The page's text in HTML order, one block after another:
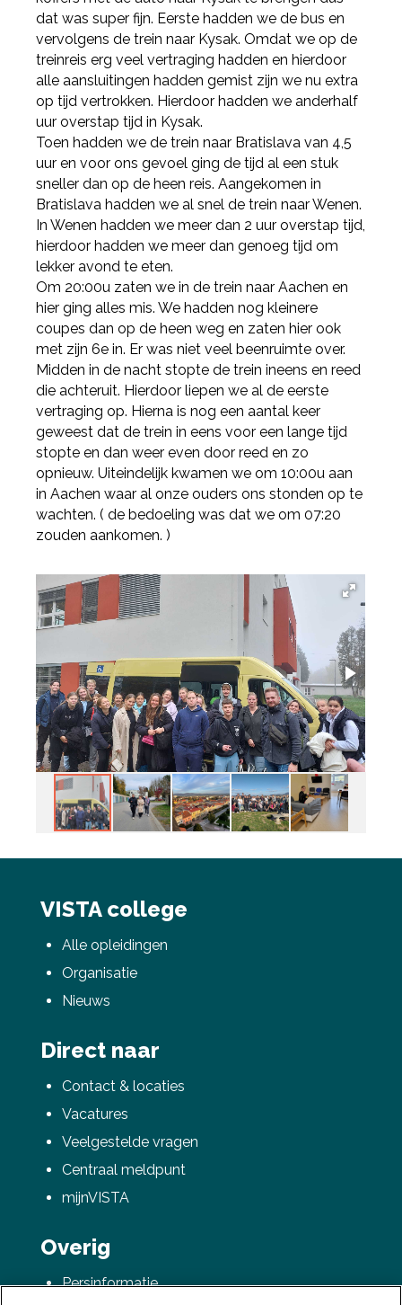
dat was super fijn. Eerste hadden we de bus en
vervolgens de trein naar Kysak. Omdat we op de
treinreis erg veel vertraging hadden en hierdoor
alle aansluitingen hadden gemist zijn we nu extra
op tijd vertrokken. Hierdoor hadden we anderhalf
uur overstap tijd in Kysak.
Toen hadden we de trein naar Bratislava van 4,5
uur en voor ons gevoel ging de tijd al een stuk
sneller dan op de heen reis. Aangekomen in
Bratislava hadden we al snel de trein naar Wenen.
In Wenen hadden we meer dan 2 uur overstap tijd,
hierdoor hadden we meer dan genoeg tijd om
lekker avond te eten.
Om 20:00u zaten we in de trein naar Aachen en
hier ging alles mis. We hadden nog kleinere
coupes dan op de heen weg en zaten hier ook
met zijn 6e in. Er was niet veel beenruimte over.
Midden in de nacht stopte de trein ineens en reed
die achteruit. Hierdoor liepen we al de eerste
vertraging op. Hierna is nog een aantal keer
geweest dat de trein in eens voor een lange tijd
stopte en dan weer even door reed en zo
opnieuw. Uiteindelijk kwamen we om 10:00u aan
in Aachen waar al onze ouders ons stonden op te
wachten. ( de bedoeling was dat we om 07:20
zouden aankomen. )
VISTA college
Alle opleidingen
Organisatie
Nieuws
Direct naar
Contact & locaties
Vacatures
Veelgestelde vragen
Centraal meldpunt
mijnVISTA
Overig
Persinformatie